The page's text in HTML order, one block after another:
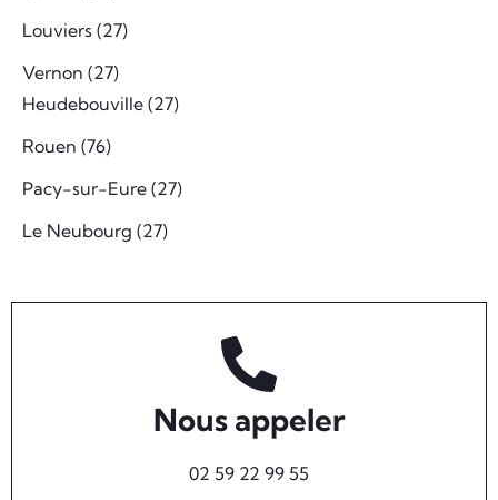
Louviers (27)
Vernon (27)
Heudebouville (27)
Rouen (76)
Pacy-sur-Eure (27)
Le Neubourg (27)
Nous appeler
02 59 22 99 55